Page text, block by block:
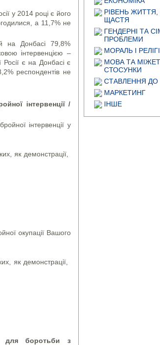
у 2014 році є його
а 11,7% не
на Донбасі 79,8%
інтервенцією –
є на Донбасі є
респондентів не
інтервенції /
інтервенції у
як демонстрації,
окупації Вашого
як демонстрації,
для боротьби з
РІВЕНЬ ЖИТТЯ,
ЩАСТЯ
ГЕНДЕРНІ ТА
ПРОБЛЕМИ
МОРАЛЬ І
МОВА ТА
СТОСУНКИ
СТАВЛЕННЯ ДО
МАРКЕТИНГ
ІНШЕ